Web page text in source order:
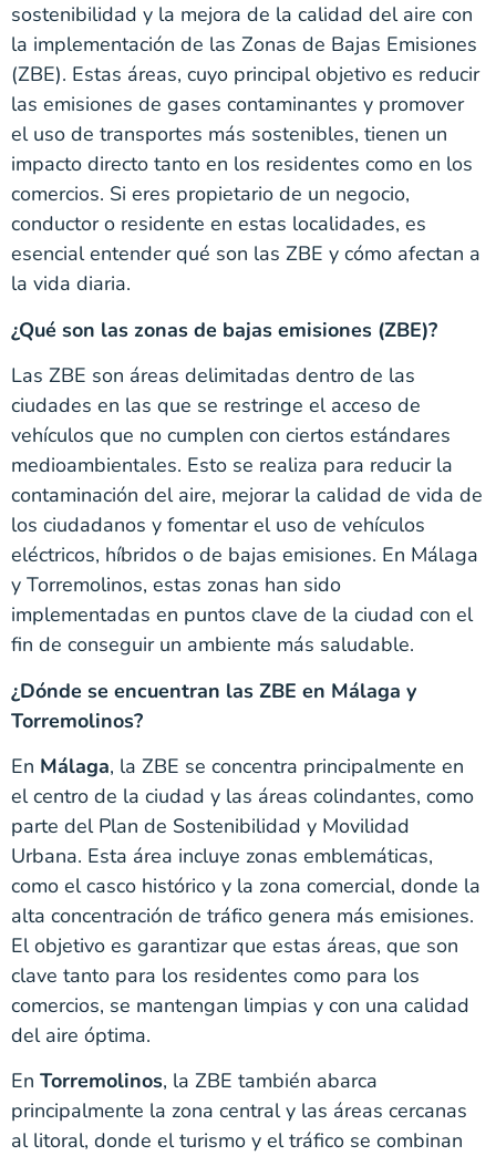
sostenibilidad y la mejora de la calidad del aire con
la implementación de las Zonas de Bajas Emisiones
(ZBE). Estas áreas, cuyo principal objetivo es reducir
las emisiones de gases contaminantes y promover
el uso de transportes más sostenibles, tienen un
impacto directo tanto en los residentes como en los
comercios. Si eres propietario de un negocio,
conductor o residente en estas localidades, es
esencial entender qué son las ZBE y cómo afectan a
la vida diaria.
¿Qué son las zonas de bajas emisiones (ZBE)?
Las ZBE son áreas delimitadas dentro de las
ciudades en las que se restringe el acceso de
vehículos que no cumplen con ciertos estándares
medioambientales. Esto se realiza para reducir la
contaminación del aire, mejorar la calidad de vida de
los ciudadanos y fomentar el uso de vehículos
eléctricos, híbridos o de bajas emisiones. En Málaga
y Torremolinos, estas zonas han sido
implementadas en puntos clave de la ciudad con el
fin de conseguir un ambiente más saludable.
¿Dónde se encuentran las ZBE en Málaga y
Torremolinos?
En Málaga, la ZBE se concentra principalmente en
el centro de la ciudad y las áreas colindantes, como
parte del Plan de Sostenibilidad y Movilidad
Urbana. Esta área incluye zonas emblemáticas,
como el casco histórico y la zona comercial, donde la
alta concentración de tráfico genera más emisiones.
El objetivo es garantizar que estas áreas, que son
clave tanto para los residentes como para los
comercios, se mantengan limpias y con una calidad
del aire óptima.
En Torremolinos, la ZBE también abarca
principalmente la zona central y las áreas cercanas
al litoral, donde el turismo y el tráfico se combinan